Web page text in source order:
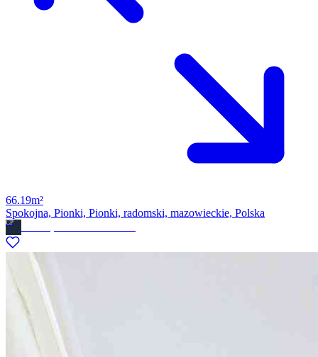
66.19m²
Spokojna, Pionki, Pionki, radomski, mazowieckie, Polska
CP